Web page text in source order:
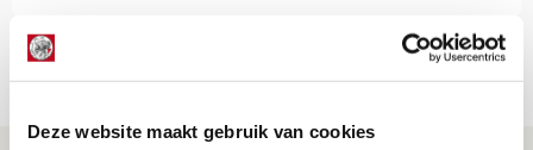
Deze website maakt gebruik van cookies
Net binnen //